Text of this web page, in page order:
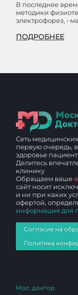
В последнее
методики
электрофорез, •
ПОДРОБНЕЕ
Сеть
первую очередь,
здоровье
Делитесь
клинику
Обращаем ваше
сайт носит
и ни при каких
офертой,
информация для
Согласие на
Политика
Мос. доктор